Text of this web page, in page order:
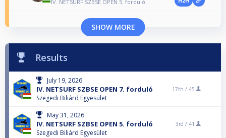
IV. NETSURF SZBSE OPEN 5. forduló
SHOW MORE
Results
July 19, 2026
IV. NETSURF SZBSE OPEN 7. forduló
Szegedi Biliárd Egyesület
17th / 45
May 31, 2026
IV. NETSURF SZBSE OPEN 5. forduló
Szegedi Biliárd Egyesület
3rd / 41